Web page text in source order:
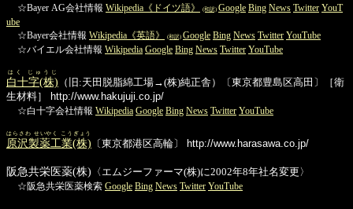
☆Bayer AG会社情報 Wikipedia《ドイツ語》 (和訳) Google Bing News Twitter YouT
ube
☆Bayer会社情報 Wikipedia《英語》 (和訳) Google Bing News Twitter YouTube
☆バイエル会社情報 Wikipedia Google Bing News Twitter YouTube
白十字(株)
はく じゅうじ
（旧:天田脱脂綿工場→(株)純正舎）〔東京都豊島区高田〕［衛
生材料］
http://www.hakujuji.co.jp/
☆白十字会社情報 Wikipedia Google Bing News Twitter YouTube
原沢製薬工業(株)
はらさわ せいやく こうぎょう
〔東京都港区高輪〕 http://www.harasawa.co.jp/
阪急共栄医薬(株) 〈エムジーファーマ(株)に2002年8年社名変更〉
☆阪急共栄医薬検索 Google Bing News Twitter YouTube